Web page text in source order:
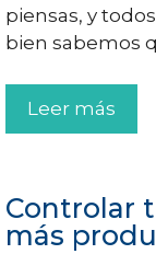
piensas, y
bien sabemos
Leer más
Controlar
más